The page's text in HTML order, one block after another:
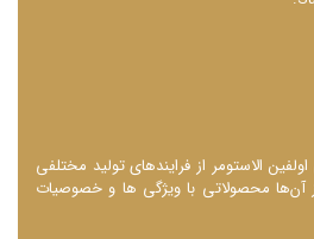
الاستومر از فرایندهای تولید مختلفی
آن‌ها محصولاتی با ویژگی ‌ها و خصوصیات